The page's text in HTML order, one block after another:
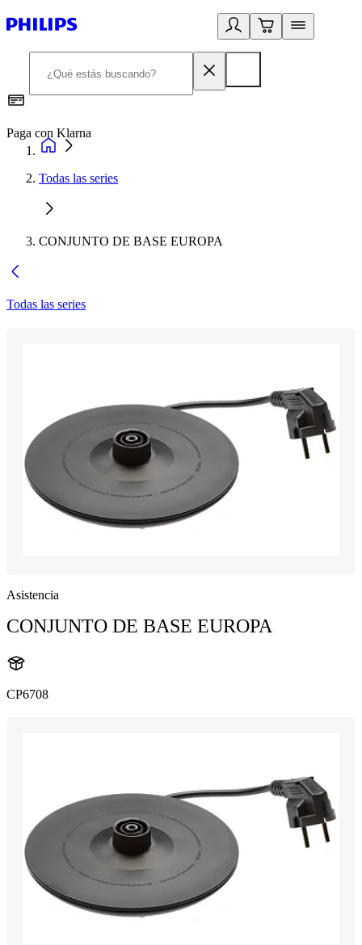
Paga con Klarna
Todas las series
CONJUNTO DE BASE EUROPA
Todas las series
Asistencia
CONJUNTO DE BASE EUROPA
CP6708